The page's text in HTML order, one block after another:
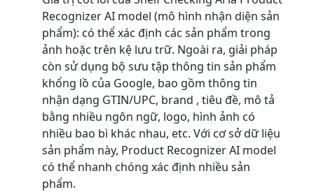
Recognizer AI model (mô hình nhận diện sản
phẩm): có thể xác định các sản phẩm trong
ảnh hoặc trên kệ lưu trữ. Ngoài ra, giải pháp
còn sử dụng bộ sưu tập thông tin sản phẩm
khổng lồ của Google, bao gồm thông tin
nhận dạng GTIN/UPC, brand , tiêu đề, mô tả
bằng nhiều ngôn ngữ, logo, hình ảnh có
nhiều bao bì khác nhau, etc. Với cơ sở dữ liệu
sản phẩm này, Product Recognizer AI model
có thể nhanh chóng xác định nhiều sản
phẩm.